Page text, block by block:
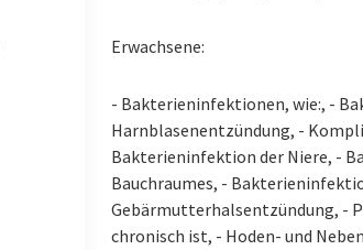
Erwachsene:
- Bakterieninfektionen, wie:, -
Harnblasenentzündung, -
Bakterieninfektion der Niere, -
Bauchraumes, -
Gebärmutterhalsentzündung, -
chronisch ist, - Hoden- und